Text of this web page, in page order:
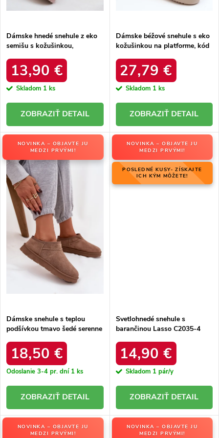
o
Dámske hnedé snehule z eko
semišu s kožušinkou,
LEOPARD
13,90 €
Skladom 1 ks
DETAIL
Dámske béžové snehule s eko
kožušinkou na platforme, kód
27,79 €
Skladom 1 ks
DETAIL
NOVINKA – OBJAVTE JU
MEDZI PRVÝMI!
Dámske snehule s teplou
podšívkou tmavo šedé serenne
18,50 €
Odoslanie 3-4 pr. dní 1 ks
DETAIL
NOVINKA – OBJAVTE JU
MEDZI PRVÝMI!
POSLEDNÉ KUSY- ZÍSKAJTE
ICH KÝM MÔŽETE!
Svetlohnedé snehule s
barančinou Lasso C2035-4
14,90 €
Skladom 1 pár/y
DETAIL
NOVINKA – OBJAVTE JU
MEDZI PRVÝMI!
NOVINKA – OBJAVTE JU
MEDZI PRVÝMI!